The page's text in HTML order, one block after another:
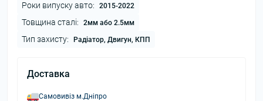
Роки випуску авто: 2015-2022
Товщина сталі: 2мм або 2.5мм
Тип захисту: Радіатор, Двигун, КПП
Доставка
Самовивіз м.Дніпро